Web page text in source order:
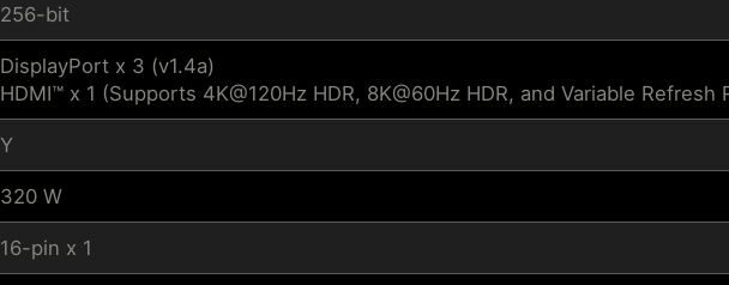
256-bit
DisplayPort x 3 (v1.4a)
HDMI™ x 1 (Supports 4K@120Hz HDR, 8K@60Hz HDR, and Variable
Y
320 W
16-pin x 1